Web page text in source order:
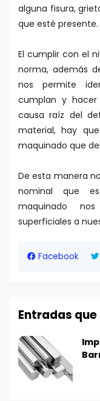
alguna fisura,
que esté presente.
El cumplir con el
norma, además
nos permite
cumplan y
causa raíz del
material, hay
maquinado que
De esta manera
nominal que
maquinado
superficiales a
Facebook
Entradas